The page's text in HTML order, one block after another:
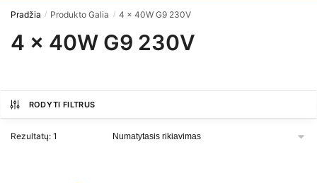
Pradžia / Produkto Galia / 4 x 40W G9 230V
4 x 40W G9 230V
RODYTI FILTRUS
Rezultatų: 1